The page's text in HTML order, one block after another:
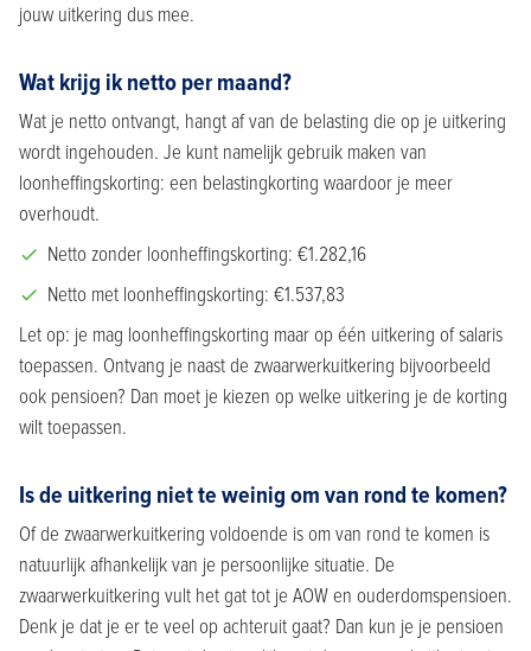
jouw uitkering dus mee.
Wat krijg ik netto per maand?
Wat je netto ontvangt, hangt af van de belasting die op je uitkering
wordt ingehouden. Je kunt namelijk gebruik maken van
loonheffingskorting: een belastingkorting waardoor je meer
overhoudt.
Netto zonder loonheffingskorting: €1.282,16
Netto met loonheffingskorting: €1.537,83
Let op: je mag loonheffingskorting maar op één uitkering of salaris
toepassen. Ontvang je naast de zwaarwerkuitkering bijvoorbeeld
ook pensioen? Dan moet je kiezen op welke uitkering je de korting
wilt toepassen.
Is de uitkering niet te weinig om van rond te komen?
Of de zwaarwerkuitkering voldoende is om van rond te komen is
natuurlijk afhankelijk van je persoonlijke situatie. De
zwaarwerkuitkering vult het gat tot je AOW en ouderdomspensioen.
Denk je dat je er te veel op achteruit gaat? Dan kun je je pensioen